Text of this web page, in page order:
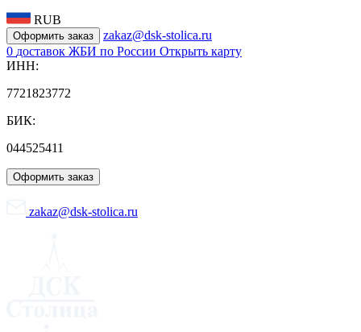
RUB
Оформить заказ
zakaz@dsk-stolica.ru
0 доставок ЖБИ по России Открыть карту
ИНН:
7721823772
БИК:
044525411
Оформить заказ
zakaz@dsk-stolica.ru